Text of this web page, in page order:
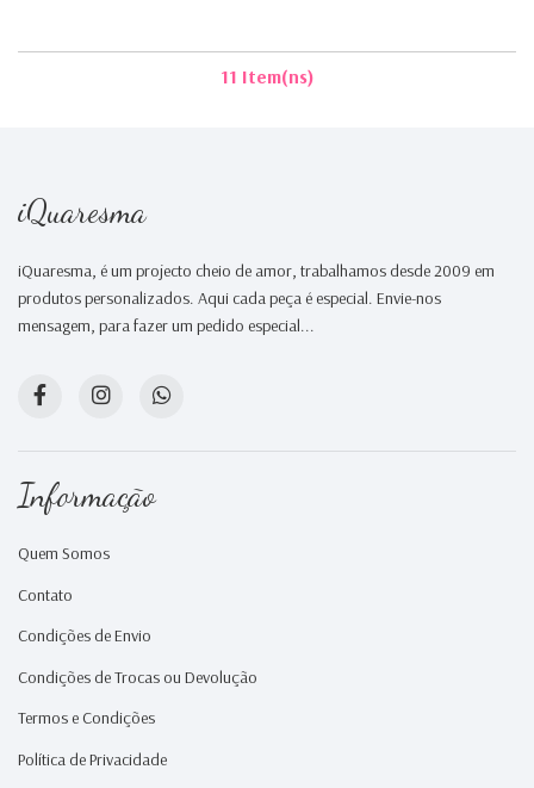
11 Item(ns)
iQuaresma
iQuaresma, é um projecto cheio de amor, trabalhamos desde 2009 em
produtos personalizados. Aqui cada peça é especial. Envie-nos
mensagem, para fazer um pedido especial...
Informação
Quem Somos
Contato
Condições de Envio
Condições de Trocas ou Devolução
Termos e Condições
Política de Privacidade